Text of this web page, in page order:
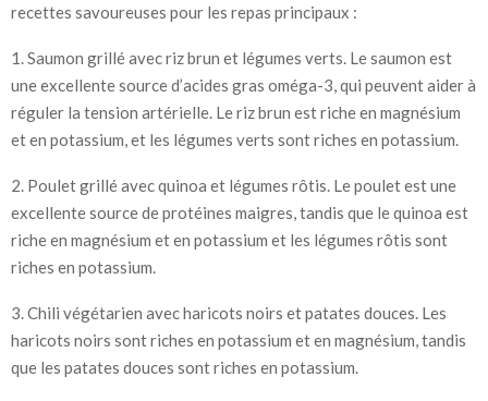
recettes savoureuses pour les repas principaux :
1. Saumon grillé avec riz brun et légumes verts. Le saumon est
une excellente source d’acides gras oméga-3, qui peuvent aider à
réguler la tension artérielle. Le riz brun est riche en magnésium
et en potassium, et les légumes verts sont riches en potassium.
2. Poulet grillé avec quinoa et légumes rôtis. Le poulet est une
excellente source de protéines maigres, tandis que le quinoa est
riche en magnésium et en potassium et les légumes rôtis sont
riches en potassium.
3. Chili végétarien avec haricots noirs et patates douces. Les
haricots noirs sont riches en potassium et en magnésium, tandis
que les patates douces sont riches en potassium.